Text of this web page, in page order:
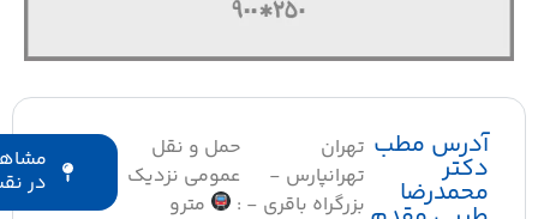
آدرس مطب
محمدرضا
تهران
تهرانپارس -
بزرگراه باقری -
حمل و نقل
عمومی نزدیک
:
مترو
مشاهده
در نقشه